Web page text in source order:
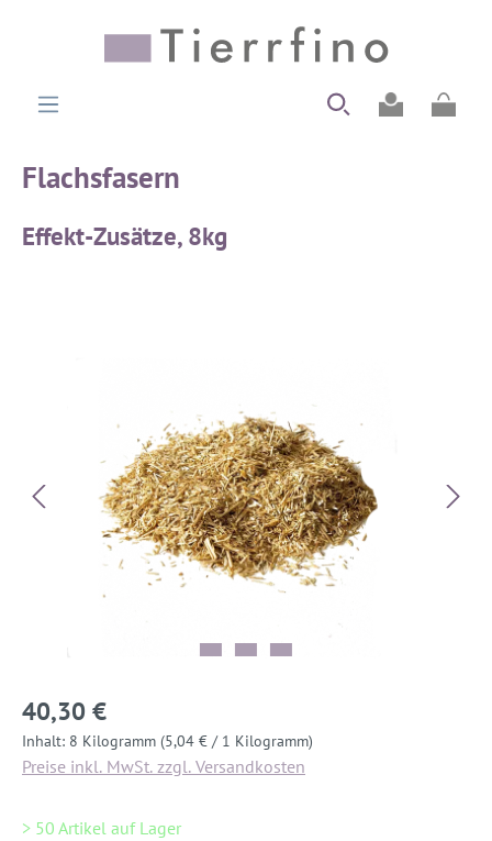
Flachsfasern
Effekt-Zusätze, 8kg
40,30 €
Inhalt: 8 Kilogramm (5,04 € / 1 Kilogramm)
Preise inkl. MwSt. zzgl. Versandkosten
> 50 Artikel auf Lager